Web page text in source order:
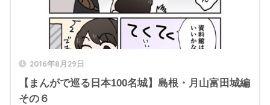
2016年8月29日
【まんがで巡る日本100名城】島根・月山富田城編
その６